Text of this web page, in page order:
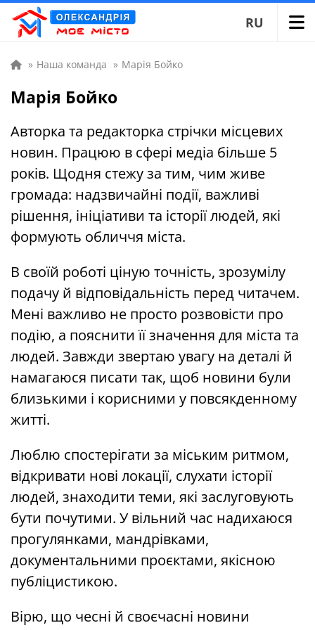
RU
» Наша команда » Марія Бойко
Марія Бойко
Авторка та редакторка стрічки місцевих
новин. Працюю в сфері медіа більше 5
років. Щодня стежу за тим, чим живе
громада: надзвичайні події, важливі
рішення, ініціативи та історії людей, які
формують обличчя міста.
В своїй роботі ціную точність, зрозумілу
подачу й відповідальність перед читачем.
Мені важливо не просто розвовісти про
подію, а пояснити її значення для міста та
людей. Завжди звертаю увагу на деталі й
намагаюся писати так, щоб новини були
близькими і корисними у повсякденному
житті.
Люблю спостерігати за міським ритмом,
відкривати нові локації, слухати історії
людей, знаходити теми, які заслуговують
бути почутими. У вільний час надихаюся
прогулянками, мандрівками,
документальними проєктами, якісною
публіцистикою.
Вірю, що чесні й своєчасні новини